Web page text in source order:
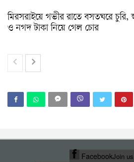
মিরসরাইয়ে গভীর রাতে বসতঘরে চুরি,
ও নগদ টাকা নিয়ে গেল চোর
FacebookJoin